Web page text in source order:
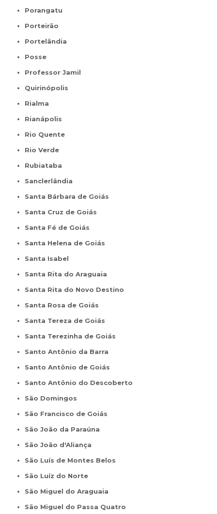
Porangatu
Porteirão
Portelândia
Posse
Professor Jamil
Quirinópolis
Rialma
Rianápolis
Rio Quente
Rio Verde
Rubiataba
Sanclerlândia
Santa Bárbara de Goiás
Santa Cruz de Goiás
Santa Fé de Goiás
Santa Helena de Goiás
Santa Isabel
Santa Rita do Araguaia
Santa Rita do Novo Destino
Santa Rosa de Goiás
Santa Tereza de Goiás
Santa Terezinha de Goiás
Santo Antônio da Barra
Santo Antônio de Goiás
Santo Antônio do Descoberto
São Domingos
São Francisco de Goiás
São João da Paraúna
São João d'Aliança
São Luís de Montes Belos
São Luíz do Norte
São Miguel do Araguaia
São Miguel do Passa Quatro